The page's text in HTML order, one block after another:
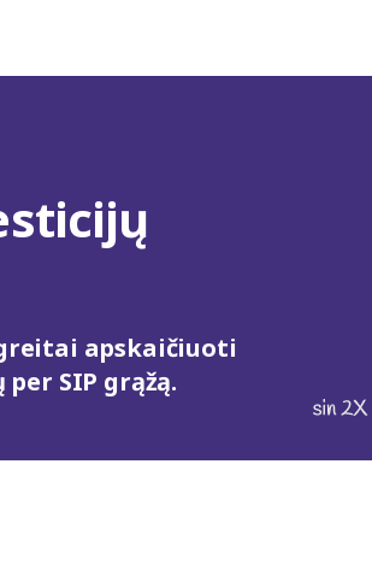
apskaičiuoti
SIP grąžą.